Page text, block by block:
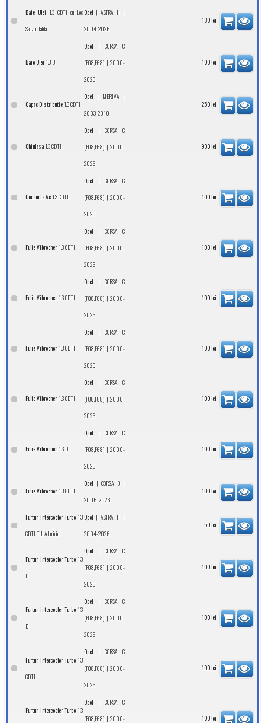
Baie Ulei 1.3 CDTI cu Loc
Senzor Tabla
Opel |ASTRA H |
2004-2026
130 lei
Baie Ulei 1.3 D
Opel |CORSA C
(F08,F68) | 2000-
2026
100 lei
Capac Distributie 1.3 CDTI
Opel | MERIVA |
2003-2010
250 lei
Chiulasa 1.3 CDTI
Opel |CORSA C
(F08,F68) | 2000-
2026
900 lei
Conducta Ac 1.3 CDTI
Opel |CORSA C
(F08,F68) | 2000-
2026
100 lei
Fulie Vibrochen 1.3 CDTI
Opel |CORSA C
(F08,F68) | 2000-
2026
100 lei
Fulie Vibrochen 1.3 CDTI
Opel |CORSA C
(F08,F68) | 2000-
2026
100 lei
Fulie Vibrochen 1.3 CDTI
Opel |CORSA C
(F08,F68) | 2000-
2026
100 lei
Fulie Vibrochen 1.3 CDTI
Opel |CORSA C
(F08,F68) | 2000-
2026
100 lei
Fulie Vibrochen 1.3 D
Opel |CORSA C
(F08,F68) | 2000-
2026
100 lei
Fulie Vibrochen 1.3 CDTI
Opel | CORSA D |
2006-2026
100 lei
Furtun Intercooler Turbo 1.3
CDTI Tub Aluminiu
Opel |ASTRA H |
2004-2026
50 lei
Furtun Intercooler Turbo 1.3
D
Opel |CORSA C
(F08,F68) | 2000-
2026
100 lei
Furtun Intercooler Turbo 1.3
D
Opel |CORSA C
(F08,F68) | 2000-
2026
100 lei
Furtun Intercooler Turbo 1.3
CDTI
Opel |CORSA C
(F08,F68) | 2000-
2026
100 lei
Furtun Intercooler Turbo 1.3
Opel |CORSA C
(F08,F68) | 2000-
100 lei